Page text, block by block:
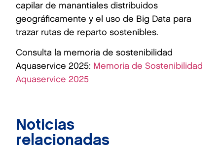
capilar de manantiales distribuidos
geográficamente y el uso de Big Data para
trazar rutas de reparto sostenibles.
Consulta la memoria de sostenibilidad
Aquaservice 2025: Memoria de Sostenibilidad
Aquaservice 2025
Noticias
relacionadas